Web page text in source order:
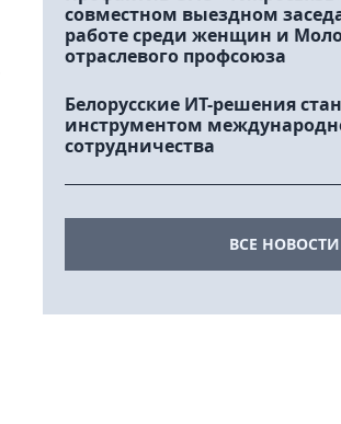
совместном выездном
работе среди женщин и
отраслевого профсоюза
Белорусские ИТ-решения
инструментом
сотрудничества
ВСЕ НОВОСТИ